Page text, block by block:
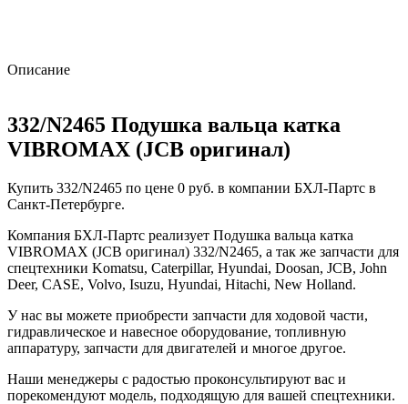
Описание
332/N2465 Подушка вальца катка
VIBROMAX (JCB оригинал)
Купить 332/N2465 по цене 0 руб. в компании БХЛ-Партс в
Санкт-Петербурге.
Компания БХЛ-Партс реализует Подушка вальца катка
VIBROMAX (JCB оригинал) 332/N2465, а так же запчасти для
спецтехники Komatsu, Caterpillar, Hyundai, Doosan, JCB, John
Deer, CASE, Volvo, Isuzu, Hyundai, Hitachi, New Holland.
У нас вы можете приобрести запчасти для ходовой части,
гидравлическое и навесное оборудование, топливную
аппаратуру, запчасти для двигателей и многое другое.
Наши менеджеры с радостью проконсультируют вас и
порекомендуют модель, подходящую для вашей спецтехники.